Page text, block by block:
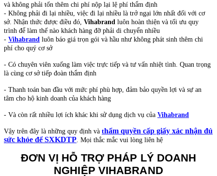
và không phải tốn thêm chi phí nộp lại lệ phí thẩm định
- Không phải đi lại nhiều, việc đi lại nhiều là trở ngại lớn nhất đối với cơ
sở. Nhận thức được điều đó, Vihabrand luôn hoàn thiện và tối ưu quy
trình để làm thế nào khách hàng đỡ phải di chuyển nhiều
- Vihabrand luôn báo giá trọn gói và hầu như không phát sinh thêm chi
phí cho quý cơ sở
- Có chuyên viên xuống làm việc trực tiếp và tư vấn nhiệt tình. Quan trọng
là cùng cơ sở tiếp đoàn thẩm định
- Thanh toán ban đầu với mức phí phù hợp, đảm bảo quyền lợi và sự an
tâm cho hộ kinh doanh của khách hàng
- Và còn rất nhiều lợi ích khác khi sử dụng dịch vụ của Vihabrand
Vậy trên đây là những quy định và thẩm quyền cấp giấy xác nhận đủ
sức khỏe để SXKDTP . Mọi thắc mắc vui lòng liên hệ
ĐƠN VỊ HỖ TRỢ PHÁP LÝ DOANH
NGHIỆP VIHABRAND